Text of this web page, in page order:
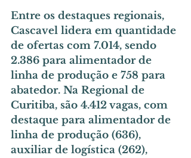
Entre os destaques regionais,
Cascavel lidera em quantidade
de ofertas com 7.014, sendo
2.386 para alimentador de
linha de produção e 758 para
abatedor. Na Regional de
Curitiba, são 4.412 vagas, com
destaque para alimentador de
linha de produção (636),
auxiliar de logística (262),